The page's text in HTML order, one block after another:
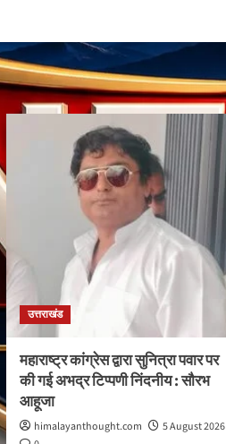
उत्तराखंड
महाराष्ट्र कांग्रेस द्वारा सुनित्रा पवार पर
की गई अभद्र टिप्पणी निंदनीय : सौरभ
आहूजा
himalayanthought.com
5 August 2026